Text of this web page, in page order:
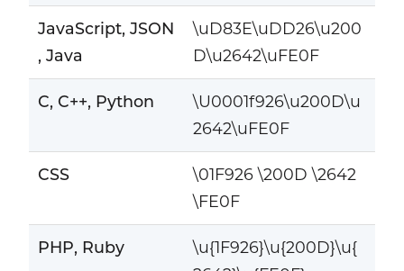
JavaScript, JSON
, Java
\uD83E\uDD26\u200
D\u2642\uFE0F
C, C++, Python
\U0001f926\u200D\u
2642\uFE0F
CSS
\01F926 \200D \2642
\FE0F
PHP, Ruby
\u{1F926}\u{200D}\u{